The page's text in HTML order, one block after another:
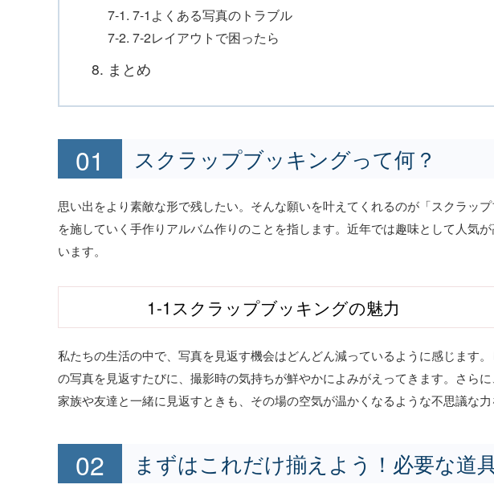
7-1. 7-1よくある写真のトラブル
7-2. 7-2レイアウトで困ったら
8. まとめ
スクラップブッキングって何？
思い出をより素敵な形で残したい。そんな願いを叶えてくれるのが「スクラッ
を施していく手作りアルバム作りのことを指します。近年では趣味として人気
います。
1-1スクラップブッキングの魅力
私たちの生活の中で、写真を見返す機会はどんどん減っているように感じます
の写真を見返すたびに、撮影時の気持ちが鮮やかによみがえってきます。さら
家族や友達と一緒に見返すときも、その場の空気が温かくなるような不思議な力
まずはこれだけ揃えよう！必要な道